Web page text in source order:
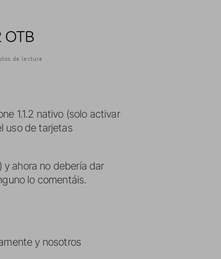
OTB
de lectura
1.1.2 nativo (solo activar
uso de tarjetas
y ahora no debería dar
lo comentáis.
y nosotros